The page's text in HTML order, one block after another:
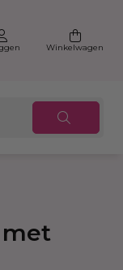
Winkelwagen